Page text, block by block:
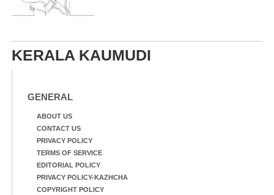
KERALA KAUMUDI
GENERAL
ABOUT US
CONTACT US
PRIVACY POLICY
TERMS OF SERVICE
EDITORIAL POLICY
PRIVACY POLICY-KAZHCHA
COPYRIGHT POLICY